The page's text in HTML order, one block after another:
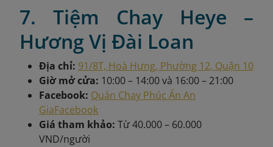
7. Tiệm Chay Heye –
Hương Vị Đài Loan
Địa chỉ: 91/8T, Hoà Hưng, Phường 12, Quận 10
Giờ mở cửa: 10:00 – 14:00 và 16:00 – 21:00
Facebook: Quán Chay Phúc Ấn An
GiaFacebook
Giá tham khảo: Từ 40.000 – 60.000
VND/người